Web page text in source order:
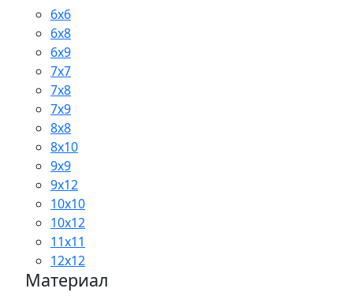
6x6
6x8
6x9
7x7
7x8
7x9
8x8
8x10
9x9
9x12
10x10
10x12
11x11
12x12
Материал